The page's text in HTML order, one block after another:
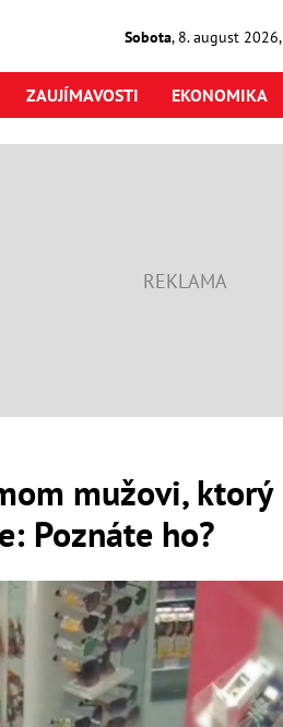
Sobota, 8. august2026,
ZAUJÍMAVOSTI EKONOMIKA
mužovi, ktorý
Poznáte ho?